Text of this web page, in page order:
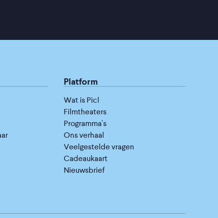
Platform
Wat is Picl
Filmtheaters
Programma's
Ons verhaal
Veelgestelde vragen
Cadeaukaart
Nieuwsbrief